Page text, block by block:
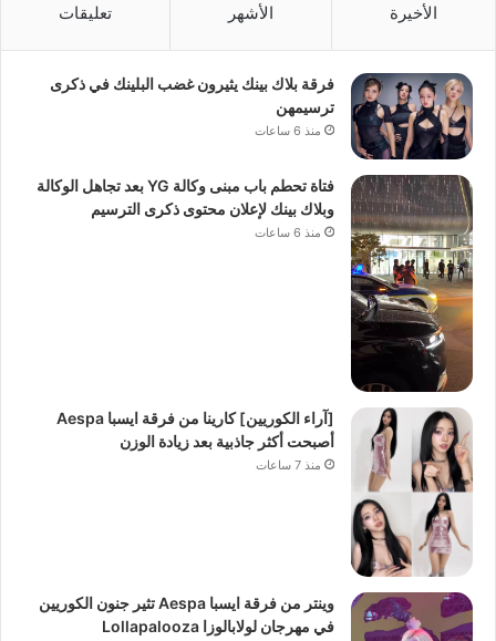
الأخيرة الأشهر تعليقات
فرقة بلاك بينك يثيرون غضب البلينك في ذكرى
ترسيمهن
منذ 6 ساعات
فتاة تحطم باب مبنى وكالة YG بعد تجاهل الوكالة
وبلاك بينك لإعلان محتوى ذكرى الترسيم
منذ 6 ساعات
[آراء الكوريين] كارينا من فرقة ايسبا Aespa
أصبحت أكثر جاذبية بعد زيادة الوزن
منذ 7 ساعات
وينتر من فرقة ايسبا Aespa تثير جنون الكوريين
في مهرجان لولابالوزا Lollapalooza